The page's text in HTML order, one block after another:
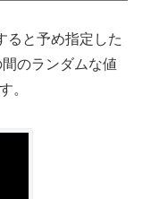
ると予め指定した
のランダムな値
。